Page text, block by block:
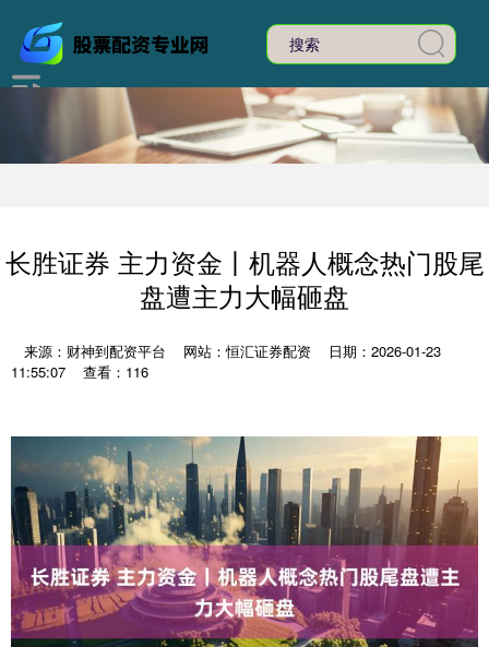
长胜证券 主力资金丨机器人概念热门股尾
盘遭主力大幅砸盘
来源：财神到配资平台 网站：恒汇证券配资
日期：2026-01-23
11:55:07
查看：116